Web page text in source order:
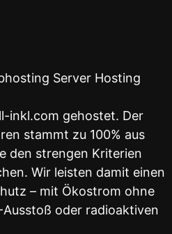
inkl.com gehostet. Der
stammt zu 100% aus
den strengen Kriterien
Wir leisten damit einen
– mit Ökostrom ohne
oder radioaktiven